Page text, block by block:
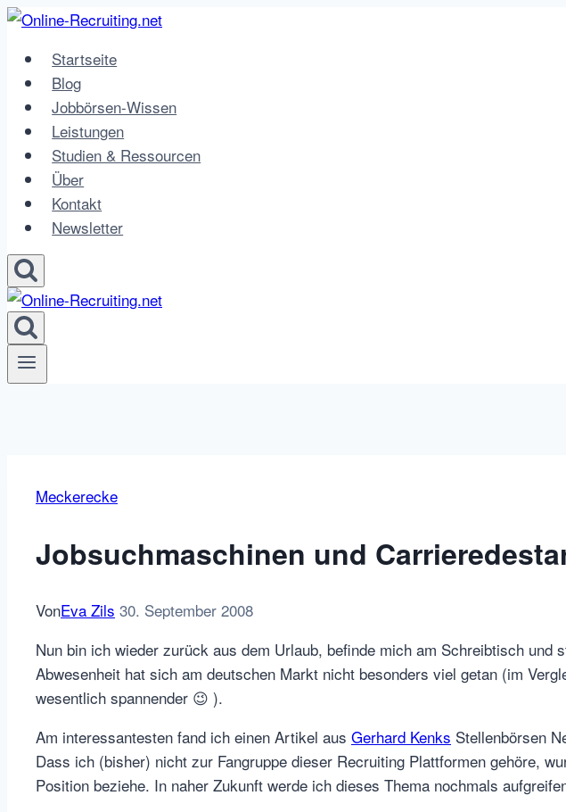
Zum
springenStartseite
Blog
Jobbörsen-Wissen
Leistungen
Studien & Ressourcen
Über
Kontakt
Newsletter
Meckerecke
Jobsuchmaschinen und
VonEva Zils 30. September 2008
Nun bin ich wieder zurück aus dem Urlaub, befinde mich am Schreibtisch
Abwesenheit hat sich am deutschen Markt nicht besonders viel getan (im
wesentlich spannender 😉 ).
Am interessantesten fand ich einen Artikel aus Gerhard Kenks Stellenbörsen
Dass ich (bisher) nicht zur Fangruppe dieser Recruiting Plattformen gehöre,
Position beziehe. In naher Zukunft werde ich dieses Thema nochmals